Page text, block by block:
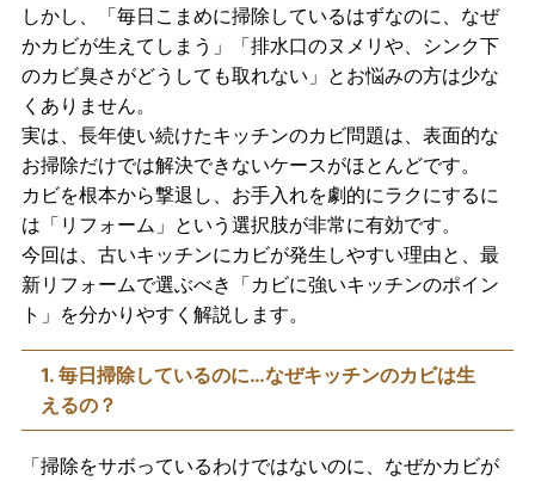
しかし、「毎日こまめに掃除しているはずなのに、なぜ
かカビが生えてしまう」「排水口のヌメリや、シンク下
のカビ臭さがどうしても取れない」とお悩みの方は少な
くありません。
実は、長年使い続けたキッチンのカビ問題は、表面的な
お掃除だけでは解決できないケースがほとんどです。
カビを根本から撃退し、お手入れを劇的にラクにするに
は「リフォーム」という選択肢が非常に有効です。
今回は、古いキッチンにカビが発生しやすい理由と、最
新リフォームで選ぶべき「カビに強いキッチンのポイン
ト」を分かりやすく解説します。
1. 毎日掃除しているのに…なぜキッチンのカビは生
えるの？
「掃除をサボっているわけではないのに、なぜかカビが